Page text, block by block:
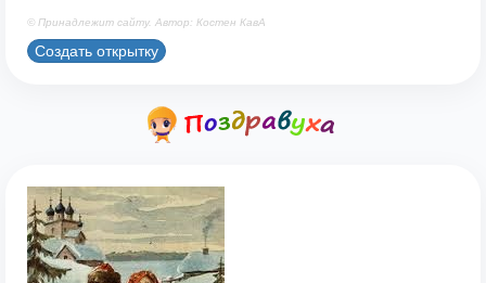
© Принадлежит сайту. Автор: Костен КавА
Создать открытку